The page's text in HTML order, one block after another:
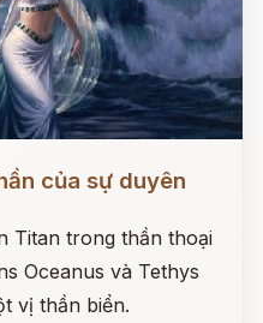
của sự duyên
Titan trong thần thoại
Oceanus và Tethys
vị thần biển.